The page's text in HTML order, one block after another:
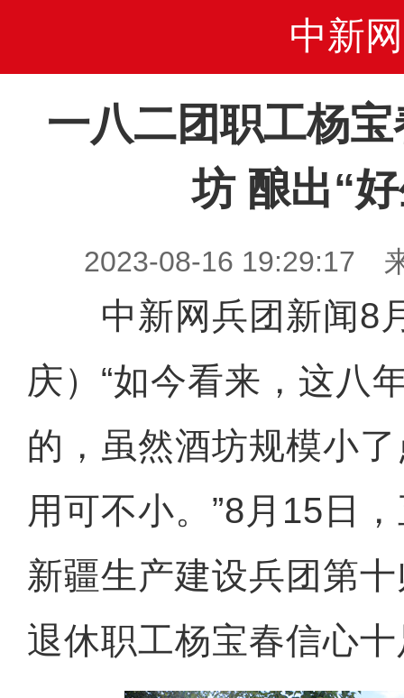
中新网
一八二团职工杨
坊 酿出“
2023-08-16 19:29:17
中新网兵团新闻8
庆）“如今看来，这八
的，虽然酒坊规模小
用可不小。”8月15日
新疆生产建设兵团第
退休职工杨宝春信心